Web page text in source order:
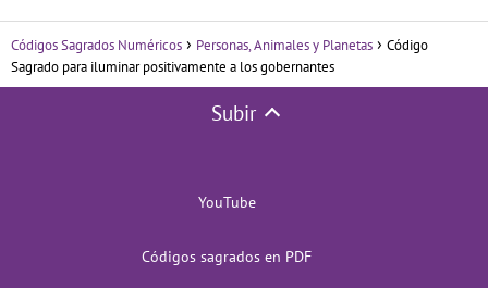
Códigos Sagrados Numéricos Personas, Animales y Planetas
Código
Sagrado para iluminar positivamente a los gobernantes
Subir
YouTube
Códigos sagrados en PDF